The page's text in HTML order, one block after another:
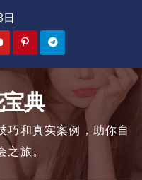
典
巧和真实案例，助你自
之旅。